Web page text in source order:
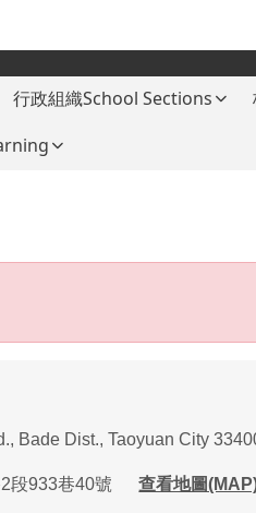
行政組織School Sections
Bade Dist., Taoyuan City
2段933巷40號 查看地圖